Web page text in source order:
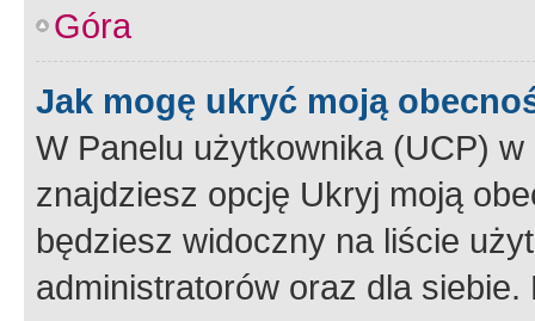
Góra
Jak mogę ukryć moją
W Panelu użytkownika (UCP) w
znajdziesz opcję Ukryj moją
będziesz widoczny na liście
administratorów oraz dla